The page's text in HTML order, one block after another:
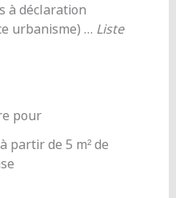
à déclaration
urbanisme) … Liste
pour
partir de 5 m² de